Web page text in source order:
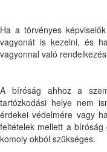
Ha a törvényes
vagyonát is kezelni, és
vagyonnal való
A bíróság ahhoz a
tartózkodási helye nem
érdekei védelmére vagy
feltételek mellett a
komoly okból szükséges.